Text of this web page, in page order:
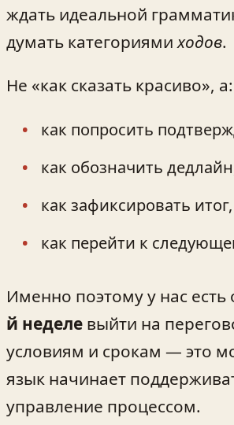
ждать идеальной
думать категориями ходов.
Не «как сказать красиво», а:
как попросить
как обозначить
как зафиксировать итог,
как перейти к
Именно поэтому у нас есть
й неделе выйти на
условиям и срокам — это
язык начинает
управление процессом.